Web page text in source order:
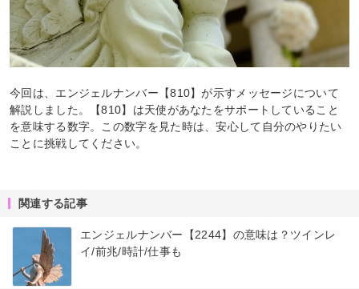
今回は、エンジェルナンバー【810】が示すメッセージについて
解説しました。【810】は天使があなたをサポートしていること
を意味する数字。この数字を見た時は、安心して自分のやりたい
ことに挑戦してください。
関連する記事
エンジェルナンバー【2244】の意味は？ツインレ
イ/前兆/時計/仕事も